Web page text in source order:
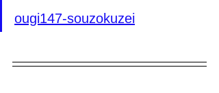
ougi147-souzokuzei